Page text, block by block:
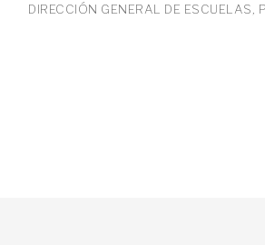
DIRECCIÓN GENERAL DE ESCUELAS,